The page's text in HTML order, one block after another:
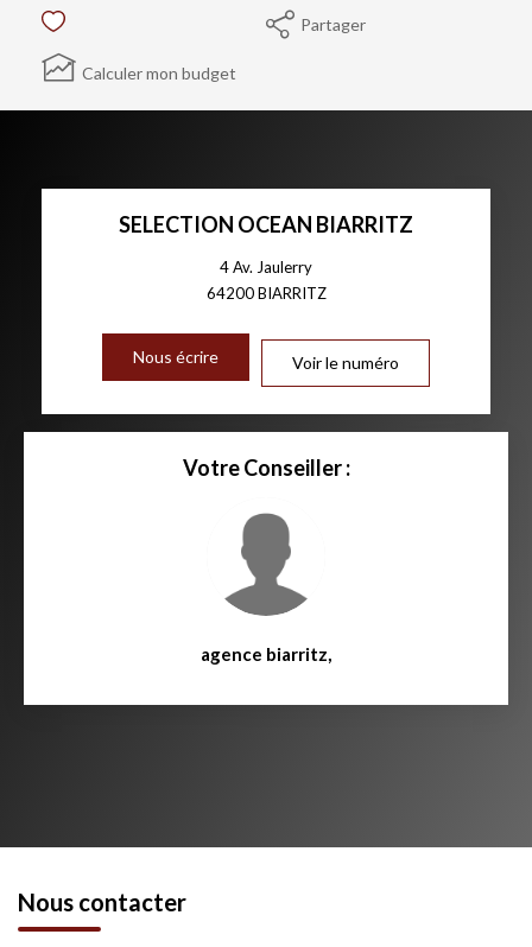
Partager
Calculer mon budget
SELECTION OCEAN BIARRITZ
4 Av. Jaulerry
64200BIARRITZ
Nous écrire Voir le numéro
Votre Conseiller :
agence biarritz,
Nous contacter